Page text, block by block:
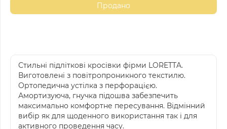
Продано
Стильні підліткові кросівки фірми LORETTA.
Виготовлені з повітропроникного текстилю.
Ортопедична устілка з перфорацією.
Амортизуюча, гнучка підошва забезпечить
максимально комфортне пересування. Відмінний
вибір як для щоденного використання так і для
активного проведення часу.